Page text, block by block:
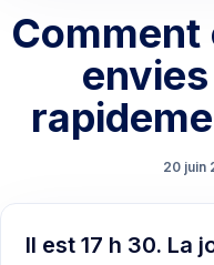
20 juin
Il est 17 h 30. La